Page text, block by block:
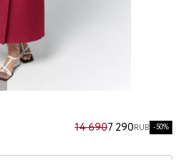
14 6907 290RUB -50%